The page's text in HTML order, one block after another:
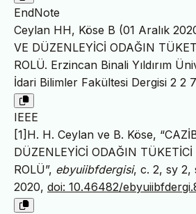
EndNote
Ceylan HH, Köse B (01 Aralık
VE DÜZENLEYİCİ ODAĞIN
ROLÜ. Erzincan Binali Yıldırım
İdari Bilimler Fakültesi Dergisi 2 2
IEEE
[1]H. H. Ceylan ve B. Köse,
DÜZENLEYİCİ ODAĞIN TÜKETİCİ
ROLÜ”, ebyuiibfdergisi, c. 2, sy 2,
2020, doi: 10.46482/